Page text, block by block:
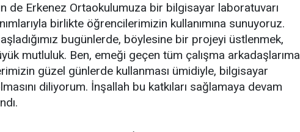
de Erkenez Ortaokulumuza bir bilgisayar laboratuvarı
birlikte öğrencilerimizin kullanımına sunuyoruz.
bugünlerde, böylesine bir projeyi üstlenmek,
mutluluk. Ben, emeği geçen tüm çalışma arkadaşlarıma
güzel günlerde kullanması ümidiyle, bilgisayar
diliyorum. İnşallah bu katkıları sağlamaya devam